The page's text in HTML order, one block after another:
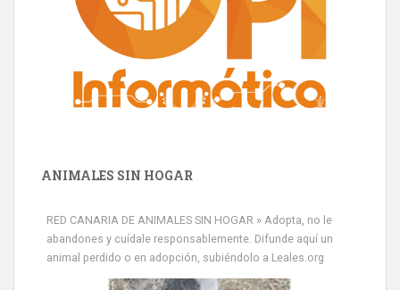
ANIMALES SIN HOGAR
RED CANARIA DE ANIMALES SIN HOGAR » Adopta, no le
abandones y cuídale responsablemente. Difunde aquí un
animal perdido o en adopción, subiéndolo a Leales.org
» Míralo en todos los navegadores y en Google Play con Leales.org
o en todas las redes sociales c...
Leales.org » Gran Canaria
9.7.2025